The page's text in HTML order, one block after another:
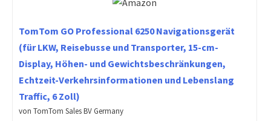
TomTom GO Professional 6250 Navigationsgerät
(für LKW, Reisebusse und Transporter, 15-cm-
Display, Höhen- und Gewichtsbeschränkungen,
Echtzeit-Verkehrsinformationen und Lebenslang
Traffic, 6 Zoll)
von TomTom Sales BV Germany